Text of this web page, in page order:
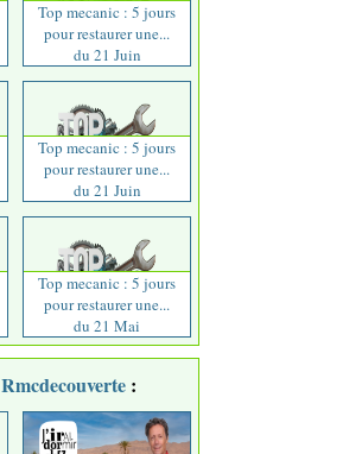
Top mecanic : 5 jours
pour restaurer une...
du 21 Juin
Top mecanic : 5 jours
pour restaurer une...
du 21 Juin
Top mecanic : 5 jours
pour restaurer une...
du 21 Mai
Rmcdecouverte :